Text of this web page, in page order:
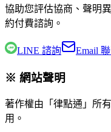
協助您評估協商、聲明
約付費諮詢。
LINE 諮詢 Email
※ 網站聲明
著作權由「律點通」所
用。